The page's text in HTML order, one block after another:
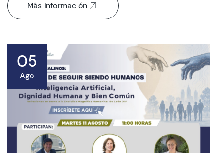
Más información
05
Ago